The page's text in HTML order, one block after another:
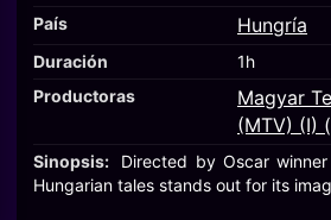
País Hungría
Duración
1h
Productoras
Magyar
(MTV) (I)
Sinopsis:
Directed by Oscar
Hungarian tales stands out for its